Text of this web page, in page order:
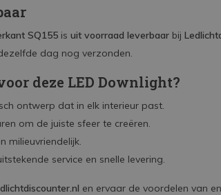
SQ155 is uit voorraad leverbaar bij
dag nog verzonden.
deze LED Downlight?
ontwerp dat in elk interieur past.
om de juiste sfeer te creëren.
milieuvriendelijk.
service en snelle levering.
en ervaar de voordelen van